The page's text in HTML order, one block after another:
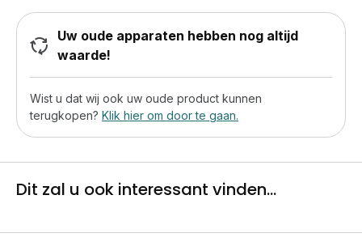
Uw oude apparaten hebben nog altijd
waarde!
Wist u dat wij ook uw oude product kunnen
terugkopen? Klik hier om door te gaan.
Dit zal u ook interessant vinden...